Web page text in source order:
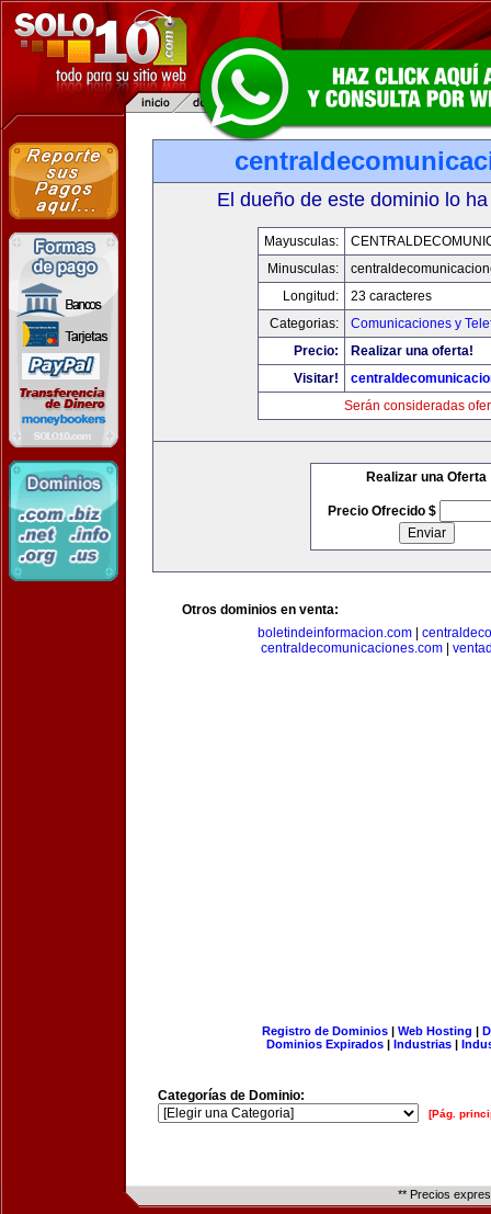
El dueño de este dominio lo
Mayusculas:
Minusculas:
Longitud:
23 caracteres
Categorias:
Comunicaciones y
Precio:
Realizar una oferta!
Visitar!
Serán consideradas
Realizar una Oferta
Precio Ofrecido $
Otros dominios en venta:
boletindeinformacion.com|
centraldecomunicaciones.com|
Registro de Dominios| Web Hosting |
Dominios Expirados | Industrias |
Categorías de Dominio:
[Pág.
** Precios